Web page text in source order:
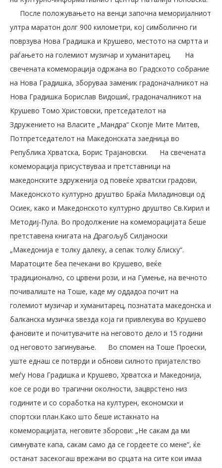
После положувањето на венци започна меморијалниот
ултра маратон долг 900 километри, кој симболично ги
поврзува Нова Градишка и Крушево, местото на смртта и
раѓањето на големиот музичар и хуманитарец.
На
свечената комеморација одржана во Градското собрание
на Нова Градишка, зборуваа заменик градоначалникот на
Нова Градишка Борислав Видошиќ, градоначалникот на
Крушево Томо Христовски, претседателот на
Здружението на Власите „Мандра“ Скопје Мите Митев,
Потпретседателот на Македонската заедница во
Република Хрватска, Борис Трајановски.
На свечената
комеморација присуствуваа и претставници на
македонските здруженија од повеќе хрватски градови,
Македонското културно друштво Браќа Миладиновци од
Осиек, како и Македонското културно друштво Св.Кирил и
Методиј-Пула. Во продолжение на комеморацијата беше
претставена книгата на Драгољуб Силјаноски
„Македонија е толку далеку, а сепак толку блиску“.
Маратоците беа печекани во Крушево, веќе
традиционално, со црвени рози, и на Гумење, на вечното
почивалиште на Тоше, каде му оддадоа почит на
големиот музичар и хуманитарец, познатата македонска и
балканска музичка ѕвезда која ги привлекува во Крушево
фановите и почитувачите на неговото дело и 15 години
од неговото загинување.
Во спомен на Тоше Проески,
уште еднаш се потврди и обнови силното пријателство
меѓу Нова Градишка и Крушево, Хрватска и Македонија,
кое се роди во трагични околности, зацврстено низ
годините и со соработка на културен, економски и
спортски план.Како што беше истакнато на
комеморацијата, неговите зборови: „Не сакам да ми
симнувате капа, сакам само да се гордеете со мене“, ќе
останат засекогаш врежани во срцата на сите кои имаа